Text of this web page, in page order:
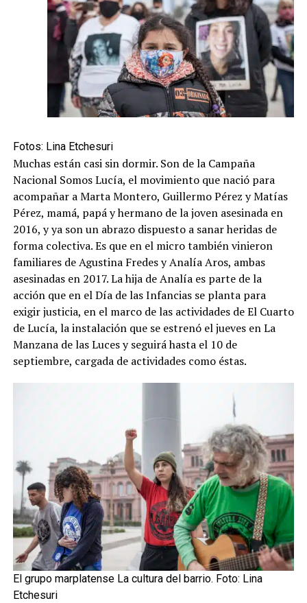
Fotos: Lina Etchesuri
Muchas están casi sin dormir. Son de la Campaña
Nacional Somos Lucía, el movimiento que nació para
acompañar a Marta Montero, Guillermo Pérez y Matías
Pérez, mamá, papá y hermano de la joven asesinada en
2016, y ya son un abrazo dispuesto a sanar heridas de
forma colectiva. Es que en el micro también vinieron
familiares de Agustina Fredes y Analía Aros, ambas
asesinadas en 2017. La hija de Analía es parte de la
acción que en el Día de las Infancias se planta para
exigir justicia, en el marco de las actividades de El Cuarto
de Lucía, la instalación que se estrenó el jueves en La
Manzana de las Luces y seguirá hasta el 10 de
septiembre, cargada de actividades como éstas.
El grupo marplatense La cultura del barrio. Foto: Lina
Etchesuri